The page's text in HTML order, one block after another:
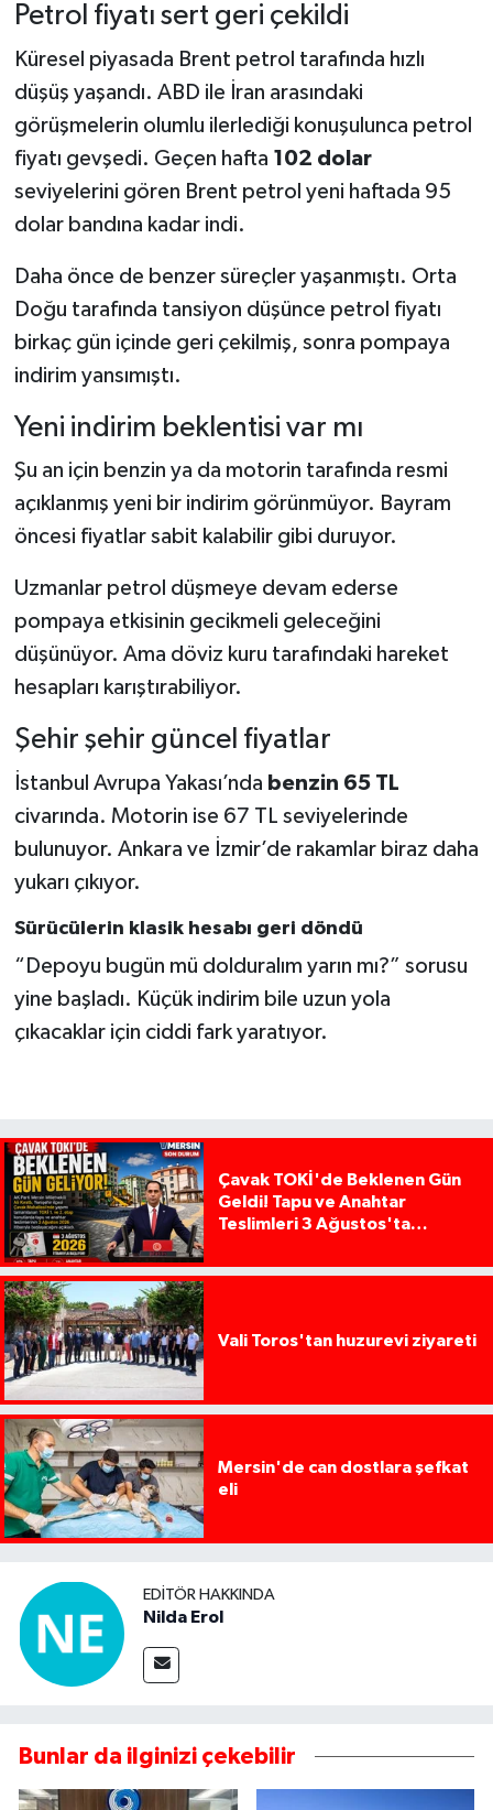
Petrol fiyatı sert geri çekildi
Küresel piyasada Brent petrol tarafında hızlı
düşüş yaşandı. ABD ile İran arasındaki
görüşmelerin olumlu ilerlediği konuşulunca petrol
fiyatı gevşedi. Geçen hafta 102 dolar
seviyelerini gören Brent petrol yeni haftada 95
dolar bandına kadar indi.
Daha önce de benzer süreçler yaşanmıştı. Orta
Doğu tarafında tansiyon düşünce petrol fiyatı
birkaç gün içinde geri çekilmiş, sonra pompaya
indirim yansımıştı.
Yeni indirim beklentisi var mı
Şu an için benzin ya da motorin tarafında resmi
açıklanmış yeni bir indirim görünmüyor. Bayram
öncesi fiyatlar sabit kalabilir gibi duruyor.
Uzmanlar petrol düşmeye devam ederse
pompaya etkisinin gecikmeli geleceğini
düşünüyor. Ama döviz kuru tarafındaki hareket
hesapları karıştırabiliyor.
Şehir şehir güncel fiyatlar
İstanbul Avrupa Yakası’nda benzin 65 TL
civarında. Motorin ise 67 TL seviyelerinde
bulunuyor. Ankara ve İzmir’de rakamlar biraz daha
yukarı çıkıyor.
Sürücülerin klasik hesabı geri döndü
“Depoyu bugün mü dolduralım yarın mı?” sorusu
yine başladı. Küçük indirim bile uzun yola
çıkacaklar için ciddi fark yaratıyor.
Çavak TOKİ'de Beklenen Gün
Geldi! Tapu ve Anahtar
Teslimleri 3 Ağustos'ta
Vali Toros'tan huzurevi ziyareti
Mersin'de can dostlara şefkat
eli
EDITÖR HAKKINDA
Nilda Erol
Bunlar da ilginizi çekebilir